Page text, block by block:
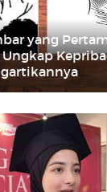
yang
Ungkap